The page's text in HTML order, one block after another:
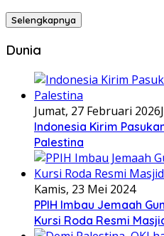
Selengkapnya
Dunia
Jumat, 27 Februari 2026
Indonesia Kirim
Palestina
Kamis, 23 Mei 2024
PPIH Imbau Jemaah
Kursi Roda Resmi